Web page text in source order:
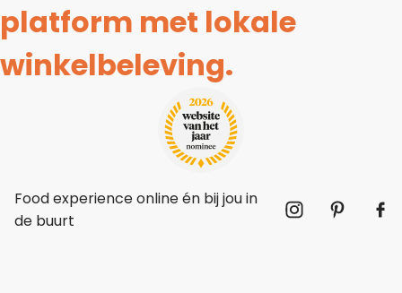
platform met lokale
winkelbeleving.
Food experience online én bij jou in
de buurt